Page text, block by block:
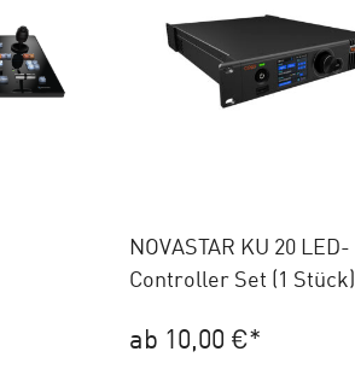
NOVASTAR KU 20 LED-
Controller Set (1 Stück)
ab 10,00 €*